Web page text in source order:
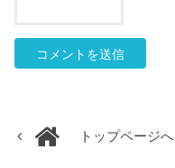
トップページへ